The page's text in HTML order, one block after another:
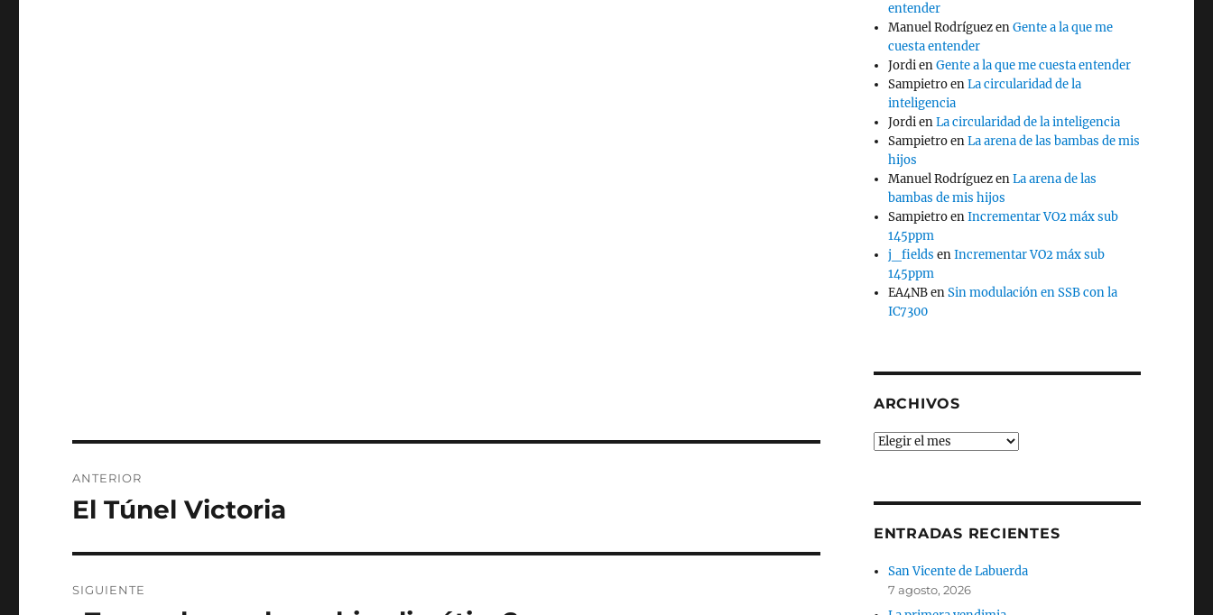
de
ANTERIOR
Entrada
El Túnel Victoria
SIGUIENTE
entender
Manuel RodríguezenGente a la que me
cuesta entender
JordienGente a la que me cuesta entender
SampietroenLa circularidad de la
inteligencia
JordienLa circularidad de la inteligencia
SampietroenLa arena de las bambas de mis
hijos
Manuel RodríguezenLa arena de las
bambas de mis hijos
SampietroenIncrementar VO2 máx sub
145ppm
j_fields enIncrementar VO2 máx sub
145ppm
EA4NBenSin modulación en SSB con la
IC7300
ARCHIVOS
Archivos
ENTRADAS RECIENTES
San Vicente de Labuerda
7 agosto, 2026